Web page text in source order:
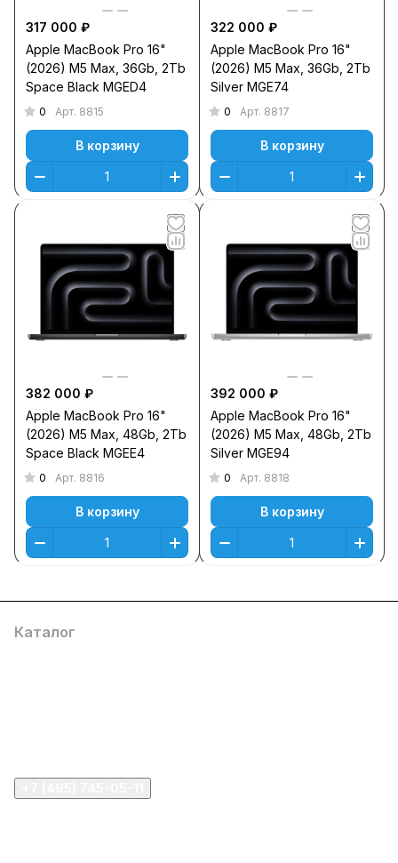
317 000 ₽
Apple MacBook Pro 16"
(2026) M5 Max, 36Gb, 2Tb
Space Black MGED4
0 Арт. 8815
В корзину
322 000 ₽
Apple MacBook Pro 16"
(2026) M5 Max, 36Gb, 2Tb
Silver MGE74
0 Арт. 8817
В корзину
382 000 ₽
Apple MacBook Pro 16"
(2026) M5 Max, 48Gb, 2Tb
Space Black MGEE4
0 Арт. 8816
В корзину
392 000 ₽
Apple MacBook Pro 16"
(2026) M5 Max, 48Gb, 2Tb
Silver MGE94
0 Арт. 8818
В корзину
Каталог